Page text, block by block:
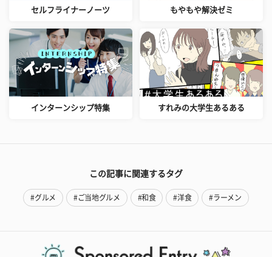
セルフライナーノーツ もやもや解決ゼミ
インターンシップ特集 すれみの大学生あるある
この記事に関連するタグ
#グルメ #ご当地グルメ #和食 #洋食 #ラーメン